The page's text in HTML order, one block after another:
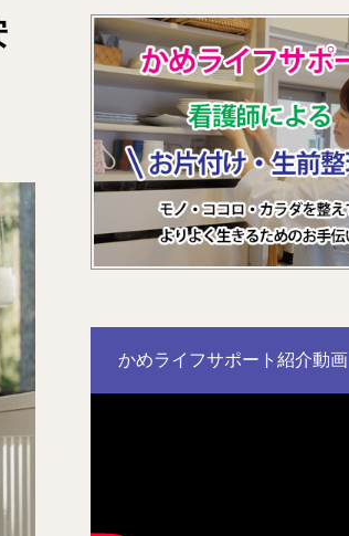
かめライフサポート紹介動画